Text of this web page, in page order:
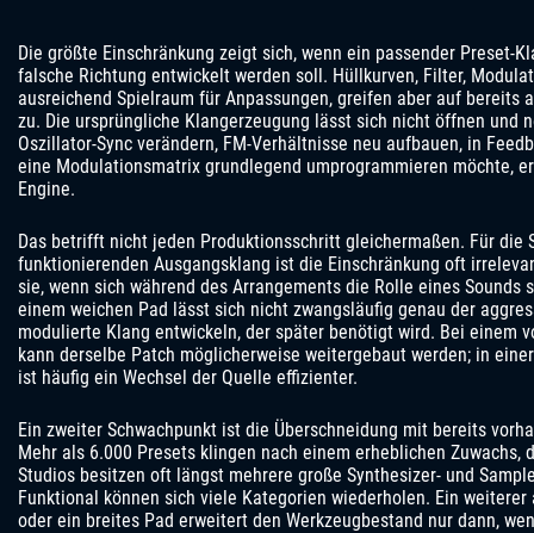
Die größte Einschränkung zeigt sich, wenn ein passender Preset-
falsche Richtung entwickelt werden soll. Hüllkurven, Filter,
ausreichend Spielraum für Anpassungen, greifen aber auf bereits
zu. Die ursprüngliche Klangerzeugung lässt sich nicht öffnen und
Oszillator-Sync verändern, FM-Verhältnisse neu aufbauen, in
eine Modulationsmatrix grundlegend umprogrammieren möchte,
Engine.
Das betrifft nicht jeden Produktionsschritt gleichermaßen. Für die
funktionierenden Ausgangsklang ist die Einschränkung oft
sie, wenn sich während des Arrangements die Rolle eines Sounds
einem weichen Pad lässt sich nicht zwangsläufig genau der
modulierte Klang entwickeln, der später benötigt wird. Bei einem
kann derselbe Patch möglicherweise weitergebaut werden; in
ist häufig ein Wechsel der Quelle effizienter.
Ein zweiter Schwachpunkt ist die Überschneidung mit bereits
Mehr als 6.000 Presets klingen nach einem erheblichen Zuwachs,
Studios besitzen oft längst mehrere große Synthesizer- und
Funktional können sich viele Kategorien wiederholen. Ein weiterer
oder ein breites Pad erweitert den Werkzeugbestand nur dann,